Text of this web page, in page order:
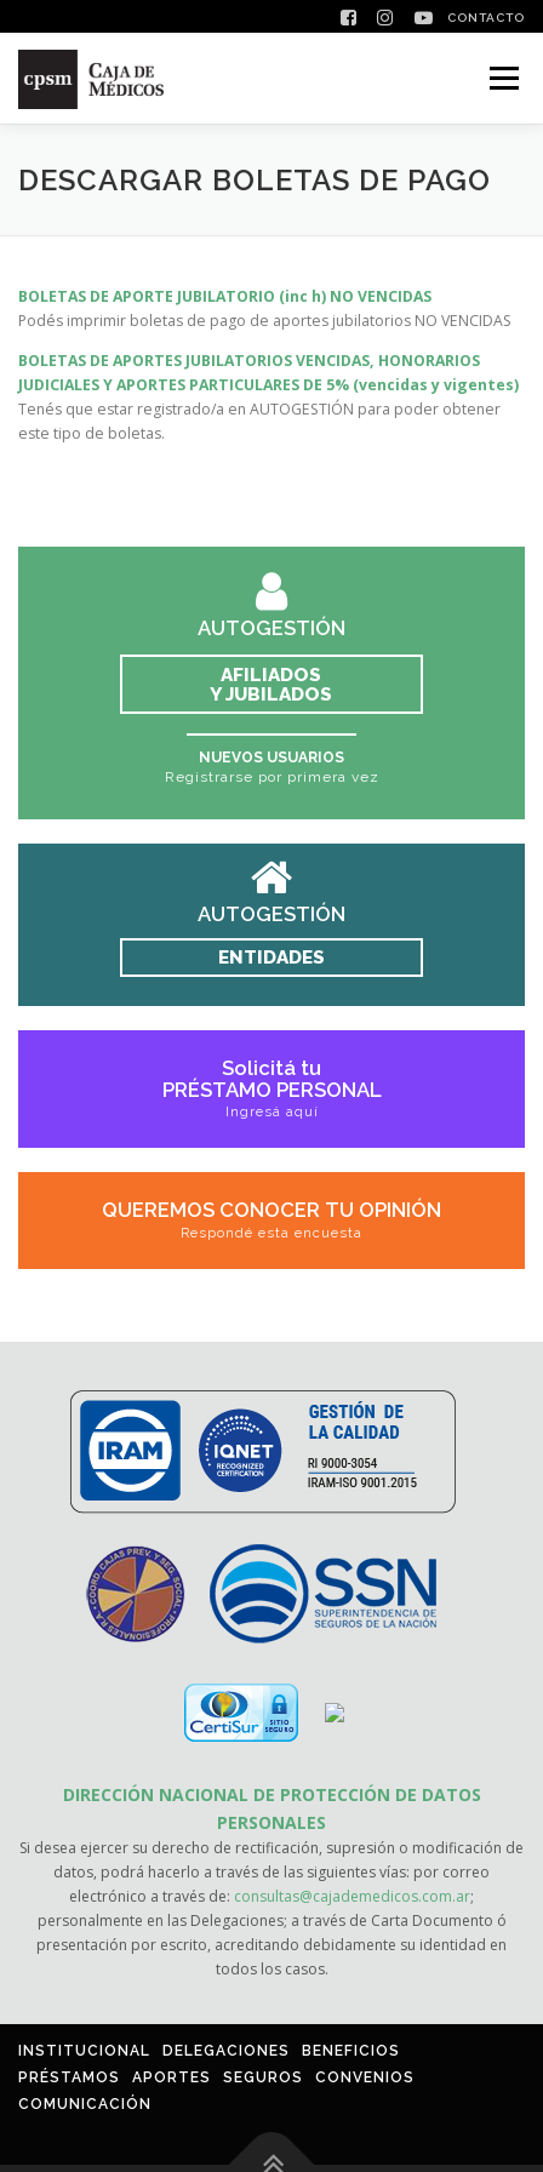
CONTACTO
Menú
DESCARGAR BOLETAS DE PAGO
BOLETAS DE APORTE JUBILATORIO (inc h) NO VENCIDAS
Podés imprimir boletas de pago de aportes jubilatorios NO VENCIDAS
BOLETAS DE APORTES JUBILATORIOS VENCIDAS, HONORARIOS
JUDICIALES Y APORTES PARTICULARES DE 5% (vencidas y vigentes)
Tenés que estar registrado/a en AUTOGESTIÓN para poder obtener
este tipo de boletas.
AUTOGESTIÓN
AFILIADOS
Y JUBILADOS
NUEVOS USUARIOS
Registrarse por primera vez
AUTOGESTIÓN
ENTIDADES
Solicitá tu
PRÉSTAMO PERSONAL
Ingresá aquí
QUEREMOS CONOCER TU OPINIÓN
Respondé esta encuesta
DIRECCIÓN NACIONAL DE PROTECCIÓN DE DATOS
PERSONALES
Si desea ejercer su derecho de rectificación, supresión o modificación de
datos, podrá hacerlo a través de las siguientes vías: por correo
electrónico a través de: consultas@cajademedicos.com.ar;
personalmente en las Delegaciones; a través de Carta Documento ó
presentación por escrito, acreditando debidamente su identidad en
todos los casos.
INSTITUCIONAL DELEGACIONES
BENEFICIOS
PRÉSTAMOS
APORTES SEGUROS
CONVENIOS
COMUNICACIÓN